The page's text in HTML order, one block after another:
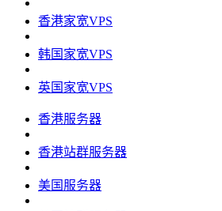
香港家宽VPS
韩国家宽VPS
英国家宽VPS
香港服务器
香港站群服务器
美国服务器